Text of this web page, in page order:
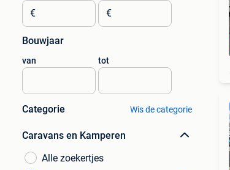
€ €
Bouwjaar
van tot
Categorie Wis de categorie
Caravans en Kamperen
Alle zoekertjes